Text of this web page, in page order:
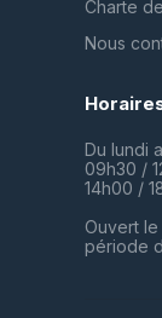
Charte
Nous
Du lundi
09h30 /
14h00 /
Ouvert
période